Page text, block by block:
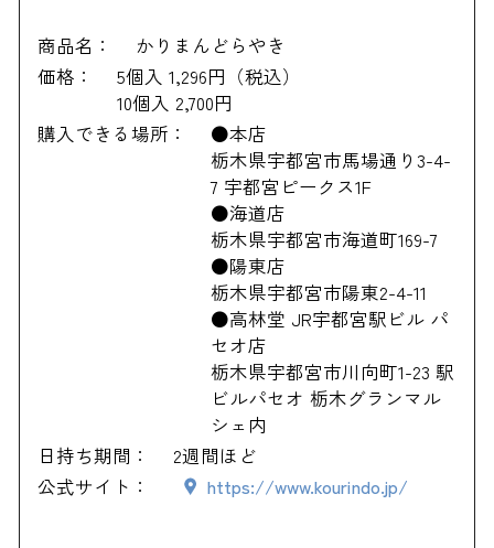
商品名：
かりまんどらやき
価格：
5個入 1,296円（税込）
10個入 2,700円
購入できる場所：
●本店
栃木県宇都宮市馬場通り3-4-
7 宇都宮ピークス1F
●海道店
栃木県宇都宮市海道町169-7
●陽東店
栃木県宇都宮市陽東2-4-11
●高林堂 JR宇都宮駅ビル パ
セオ店
栃木県宇都宮市川向町1-23 駅
ビルパセオ 栃木グランマル
シェ内
日持ち期間：
2週間ほど
公式サイト：
https://www.kourindo.jp/